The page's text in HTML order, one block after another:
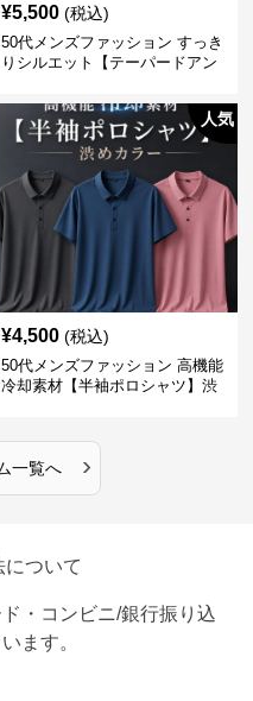
¥5,500 (税込)
50代メンズファッション すっき
りシルエット【テーパードアン
人気
¥4,500 (税込)
50代メンズファッション 高機能
冷却素材【半袖ポロシャツ】渋
一覧へ ›
について
・コンビニ/銀行振り込
ます。